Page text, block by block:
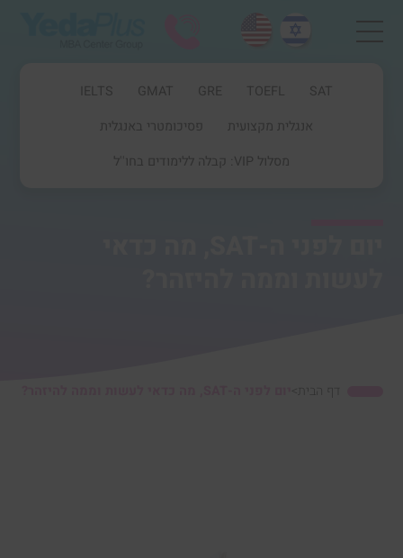
SAT
TOEFL
GRE
GMAT
IELTS
אנגלית מקצועית
פסיכומטרי באנגלית
מסלול VIP: קבלה ללימודים בחו''ל
דף הבית >